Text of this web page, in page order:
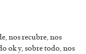
nos recubre, nos
ok y, sobre todo, nos